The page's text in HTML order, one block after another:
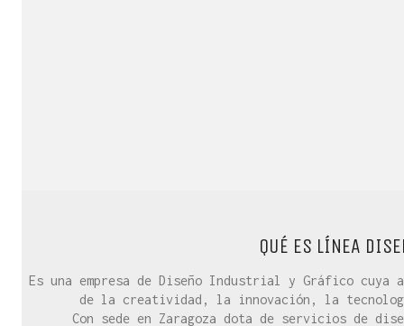
QUÉ ES LÍNEA
Es una empresa de Diseño Industrial y Gráfico
de la creatividad, la innovación, la
Con sede en Zaragoza dota de servicios de